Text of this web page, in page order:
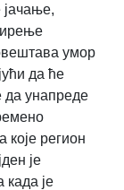
умор
да ће
да унапреде
које регион
је
када је